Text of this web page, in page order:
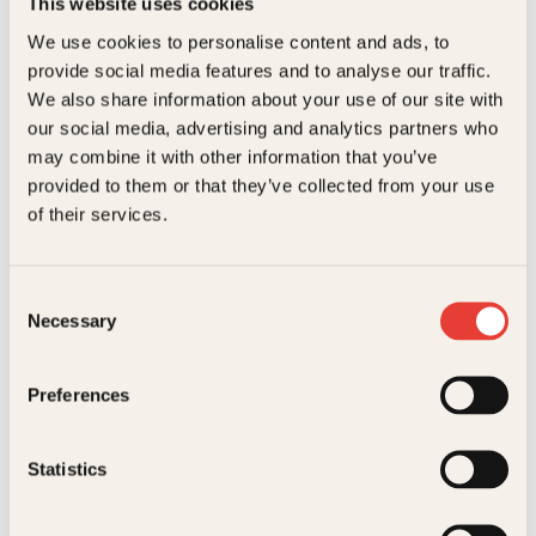
We use cookies to personalise content and ads, to
provide social media features and to analyse our traffic.
We also share information about your use of our site with
our social media, advertising and analytics partners who
may combine it with other information that you’ve
provided to them or that they’ve collected from your use
of their services.
Selection
Necessary
Preferences
Statistics
Litteraturtype Faglitteratur
Vekt 0.77 kg
Dimensjoner 2.3 × 17.8 × 24.8 cm
Arnodd Håpnes
Trær i Norge
Innbundet
449 krOpprinnelig
pris
var:
449kr.
299krNåværende
pris
er:
Kjøp
Anne Sverdrup-Thygeson
Skogen
Kjøp
Uten fugler blir
ikke livet det